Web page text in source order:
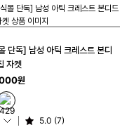
단독] 남성 아틱 크레스트 본디
자켓
원
5.0 (7)